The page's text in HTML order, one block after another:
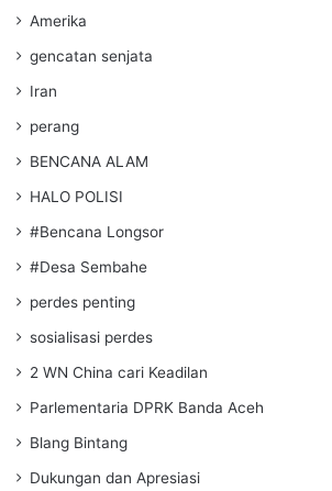
Amerika
gencatan senjata
Iran
perang
BENCANA ALAM
HALO POLISI
#Bencana Longsor
#Desa Sembahe
perdes penting
sosialisasi perdes
2 WN China cari Keadilan
Parlementaria DPRK Banda Aceh
Blang Bintang
Dukungan dan Apresiasi